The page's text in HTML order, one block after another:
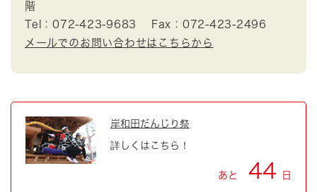
階
Tel：072-423-9683
Fax：072-423-2496
メールでのお問い合わせはこちらから
岸和田だんじり祭
詳しくはこちら！
あと 44 日